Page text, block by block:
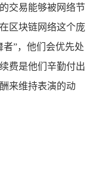
交易能够被网络节
区块链网络这个庞
”，他们会优先处
费是他们辛勤付出
来维持表演的动